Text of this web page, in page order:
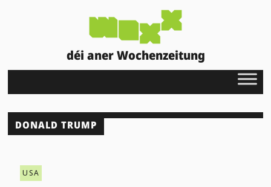
déi aner Wochenzeitung
DONALD TRUMP
USA